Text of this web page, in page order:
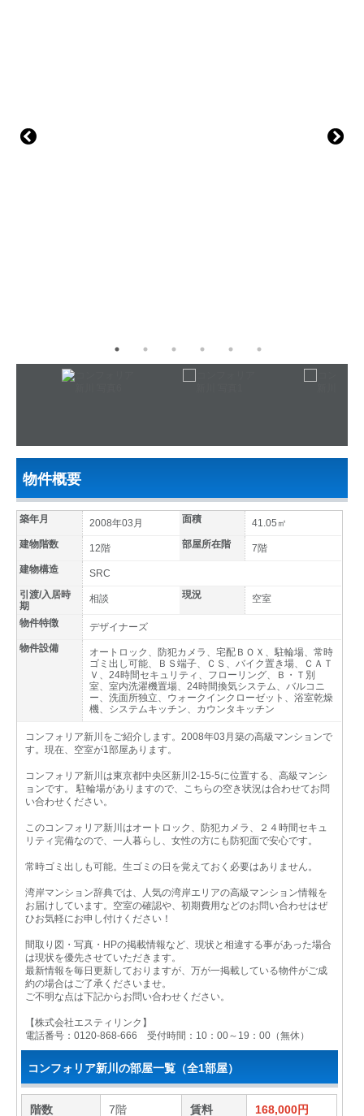
物件概要
築年月 2008年03月 面積
41.05㎡
建物階数
12階 部屋所在階
7階
建物構造
SRC
引渡/入居時
期
相談 現況 空室
物件特徴
デザイナーズ
物件設備
オートロック、防犯カメラ、宅配ＢＯＸ、駐輪場、常時
ゴミ出し可能、ＢＳ端子、ＣＳ、バイク置き場、ＣＡＴ
Ｖ、24時間セキュリティ、フローリング、Ｂ・Ｔ別
室、室内洗濯機置場、24時間換気システム、バルコニ
ー、洗面所独立、ウォークインクローゼット、浴室乾燥
機、システムキッチン、カウンタキッチン
コンフォリア新川をご紹介します。2008年03月築の高級マンションで
す。現在、空室が1部屋あります。
コンフォリア新川は東京都中央区新川2-15-5に位置する、高級マンシ
ョンです。 駐輪場がありますので、こちらの空き状況は合わせてお問
い合わせください。
このコンフォリア新川はオートロック、防犯カメラ、２４時間セキュ
リティ完備なので、一人暮らし、女性の方にも防犯面で安心です。
常時ゴミ出しも可能。生ゴミの日を覚えておく必要はありません。
湾岸マンション辞典では、人気の湾岸エリアの高級マンション情報を
お届けしています。空室の確認や、初期費用などのお問い合わせはぜ
ひお気軽にお申し付けください！
間取り図・写真・HPの掲載情報など、現状と相違する事があった場合
は現状を優先させていただきます。
最新情報を毎日更新しておりますが、万が一掲載している物件がご成
約の場合はご了承くださいませ。
ご不明な点は下記からお問い合わせください。
【株式会社エスティリンク】
電話番号：0120-868-666 受付時間：10：00～19：00（無休）
コンフォリア新川の部屋一覧（全1部屋）
階数 7階 賃料 168,000円